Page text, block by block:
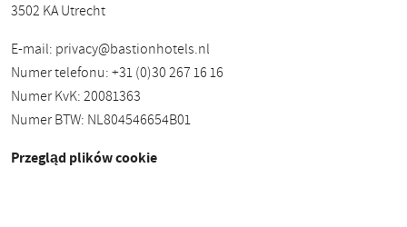
3502 KA Utrecht
E-mail: privacy@bastionhotels.nl
Numer telefonu: +31 (0)30 267 16 16
Numer KvK: 20081363
Numer BTW: NL804546654B01
Przegląd plików cookie